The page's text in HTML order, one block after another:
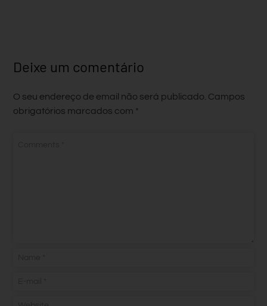
Deixe um comentário
O seu endereço de email não será publicado. Campos
obrigatórios marcados com *